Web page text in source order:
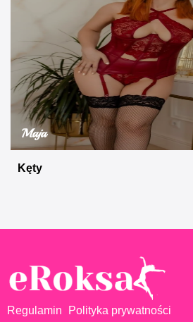
Maja
Kęty
Regulamin Polityka prywatności